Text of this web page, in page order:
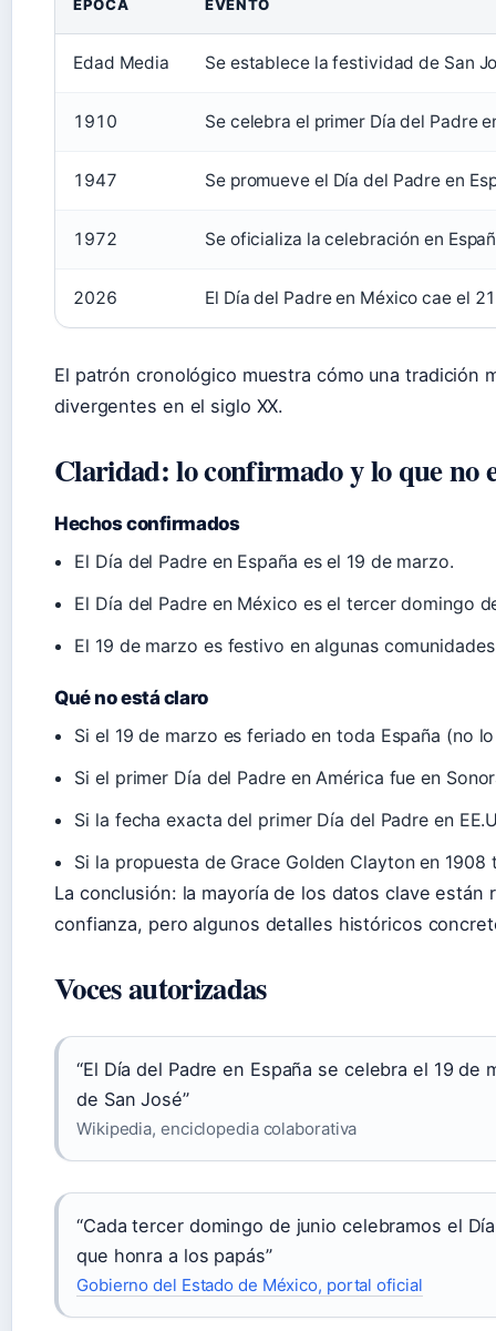
ÉPOCA EVENTO
Edad Media Se establece la festividad de San
1910 Se celebra el primer Día del Padre
1947 Se promueve el Día del Padre en
1972 Se oficializa la celebración en
2026 El Día del Padre en México cae el
El patrón cronológico muestra cómo una tradición
divergentes en el siglo XX.
Claridad: lo confirmado y lo que no
Hechos confirmados
El Día del Padre en España es el 19 de marzo.
El Día del Padre en México es el tercer domingo
El 19 de marzo es festivo en algunas
Qué no está claro
Si el 19 de marzo es feriado en toda España (no
Si el primer Día del Padre en América fue en
Si la fecha exacta del primer Día del Padre en
Si la propuesta de Grace Golden Clayton en
La conclusión: la mayoría de los datos clave
confianza, pero algunos detalles históricos
Voces autorizadas
“El Día del Padre en España se celebra el 19
de San José”
Wikipedia, enciclopedia colaborativa
“Cada tercer domingo de junio celebramos el
que honra a los papás”
Gobierno del Estado de México, portal oficial